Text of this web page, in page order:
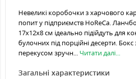
Невеликі коробочки з харчового
попит у підприємств HoReCa.
17х12х8 см ідеально підійдуть для
булочних під порційні десерти. Бокс
перекусом зручн... Читати далі...
Загальні характеристики